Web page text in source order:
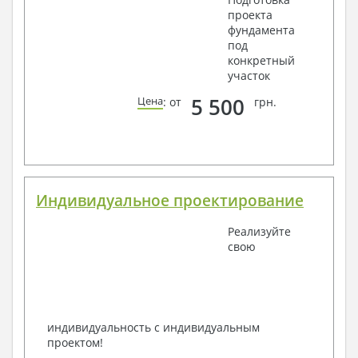
проекта
фундамента
под
конкретный
участок
Цена: от 5 500 грн.
Индивидуальное проектирование
Реализуйте
свою
индивидуальность с индивидуальным
проектом!